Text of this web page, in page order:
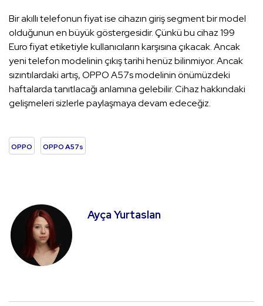
Bir akıllı telefonun fiyat ise cihazın giriş segment bir model
olduğunun en büyük göstergesidir. Çünkü bu cihaz 199
Euro fiyat etiketiyle kullanıcıların karşısına çıkacak. Ancak
yeni telefon modelinin çıkış tarihi henüz bilinmiyor. Ancak
sızıntılardaki artış, OPPO A57s modelinin önümüzdeki
haftalarda tanıtlacağı anlamına gelebilir. Cihaz hakkındaki
gelişmeleri sizlerle paylaşmaya devam edeceğiz.
OPPO OPPO A57s
Ayça Yurtaslan